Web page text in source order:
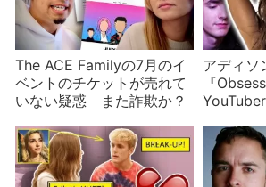
The ACE Familyの7月のイ
ベントのチケットが売れて
いない疑惑 また詐欺か？
アディソ
『